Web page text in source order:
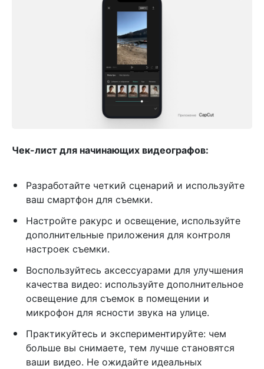
Чек-лист для начинающих видеографов:
Разработайте четкий сценарий и используйте
ваш смартфон для съемки.
Настройте ракурс и освещение, используйте
дополнительные приложения для контроля
настроек съемки.
Воспользуйтесь аксессуарами для улучшения
качества видео: используйте дополнительное
освещение для съемок в помещении и
микрофон для ясности звука на улице.
Практикуйтесь и экспериментируйте: чем
больше вы снимаете, тем лучше становятся
ваши видео. Не ожидайте идеальных